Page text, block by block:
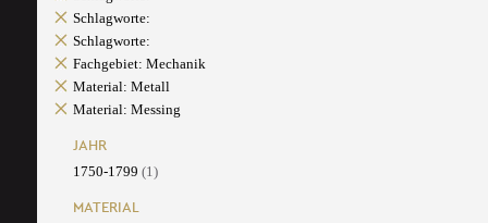
Schlagworte:
Schlagworte:
Fachgebiet: Mechanik
Material: Metall
Material: Messing
JAHR
1750-1799 (1)
MATERIAL